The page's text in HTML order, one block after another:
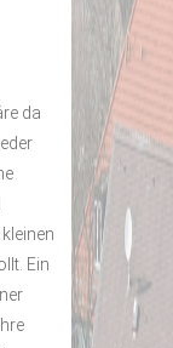
da
Ein